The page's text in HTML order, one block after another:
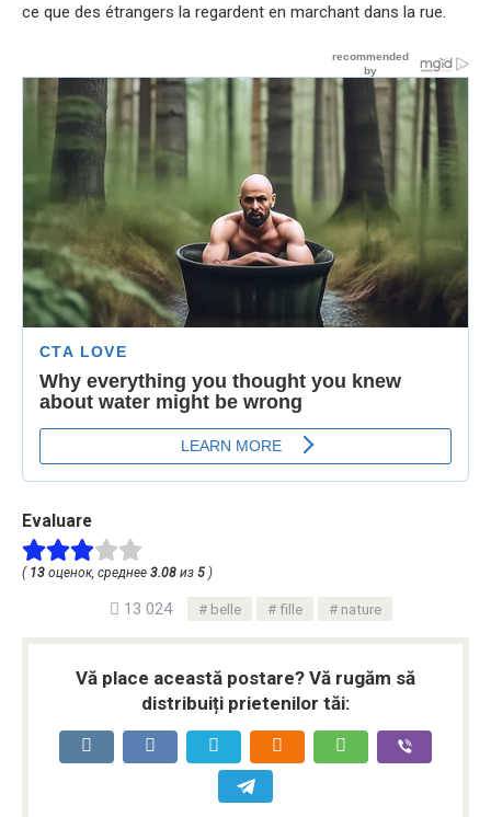
ce que des étrangers la regardent en marchant dans la rue.
Evaluare
( 13 оценок, среднее 3.08 из 5 )
13 024 belle fille nature
Vă place această postare? Vă rugăm să
distribuiți prietenilor tăi: